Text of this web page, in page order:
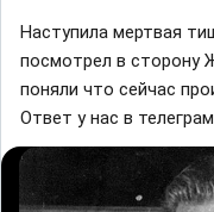
Наступила мертвая
посмотрел в сторону
поняли что сейчас
Ответ у нас в